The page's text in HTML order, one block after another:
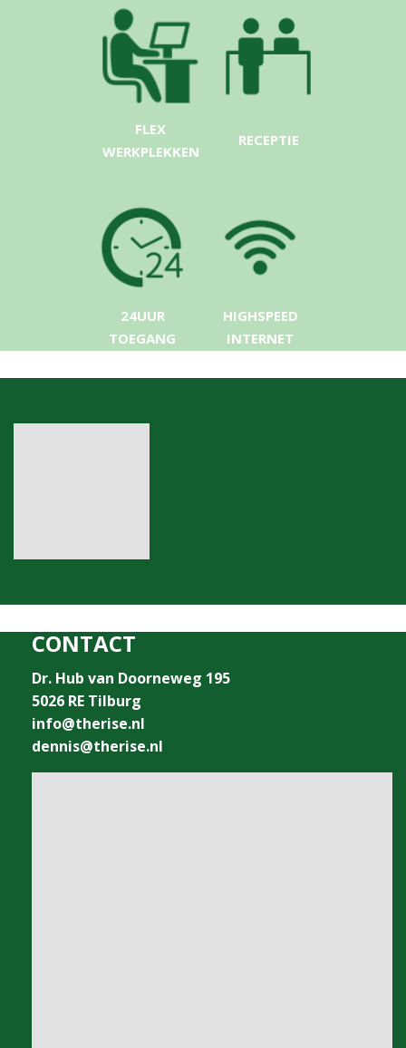
FLEX
WERKPLEKKEN
RECEPTIE
24UUR
TOEGANG
HIGHSPEED
INTERNET
CONTACT
Dr. Hub van Doorneweg 195
5026 RE Tilburg
info@therise.nl
dennis@therise.nl